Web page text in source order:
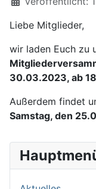
Liebe Mitglieder,
wir laden Euch zu
30.03.2023, ab
Außerdem findet
Samstag, den